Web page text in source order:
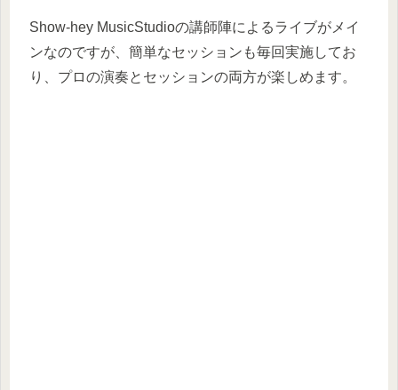
Show-hey MusicStudioの講師陣によるライブがメイ
ンなのですが、簡単なセッションも毎回実施してお
り、プロの演奏とセッションの両方が楽しめます。